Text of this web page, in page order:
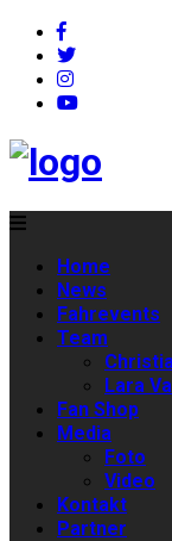
Home
News
Fahrevents
Team
Lara
Fan Shop
Media
Foto
Video
Kontakt
Partner